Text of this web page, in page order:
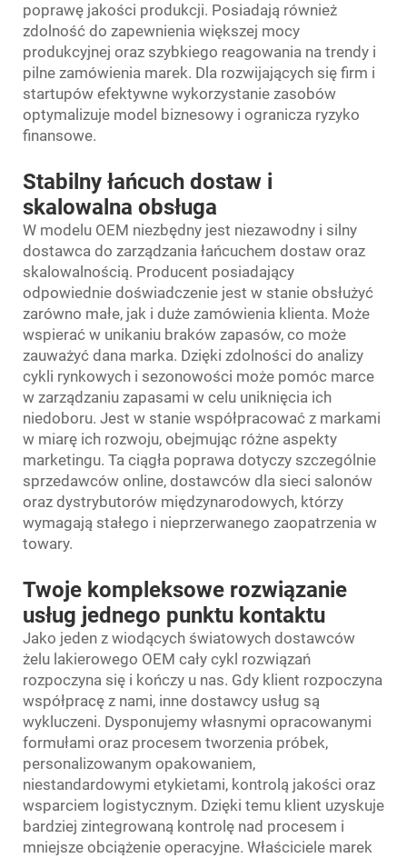
poprawę jakości produkcji. Posiadają również
zdolność do zapewnienia większej mocy
produkcyjnej oraz szybkiego reagowania na trendy i
pilne zamówienia marek. Dla rozwijających się firm i
startupów efektywne wykorzystanie zasobów
optymalizuje model biznesowy i ogranicza ryzyko
finansowe.
Stabilny łańcuch dostaw i
skalowalna obsługa
W modelu OEM niezbędny jest niezawodny i silny
dostawca do zarządzania łańcuchem dostaw oraz
skalowalnością. Producent posiadający
odpowiednie doświadczenie jest w stanie obsłużyć
zarówno małe, jak i duże zamówienia klienta. Może
wspierać w unikaniu braków zapasów, co może
zauważyć dana marka. Dzięki zdolności do analizy
cykli rynkowych i sezonowości może pomóc marce
w zarządzaniu zapasami w celu uniknięcia ich
niedoboru. Jest w stanie współpracować z markami
w miarę ich rozwoju, obejmując różne aspekty
marketingu. Ta ciągła poprawa dotyczy szczególnie
sprzedawców online, dostawców dla sieci salonów
oraz dystrybutorów międzynarodowych, którzy
wymagają stałego i nieprzerwanego zaopatrzenia w
towary.
Twoje kompleksowe rozwiązanie
usług jednego punktu kontaktu
Jako jeden z wiodących światowych dostawców
żelu lakierowego OEM cały cykl rozwiązań
rozpoczyna się i kończy u nas. Gdy klient rozpoczyna
współpracę z nami, inne dostawcy usług są
wykluczeni. Dysponujemy własnymi opracowanymi
formułami oraz procesem tworzenia próbek,
personalizowanym opakowaniem,
niestandardowymi etykietami, kontrolą jakości oraz
wsparciem logistycznym. Dzięki temu klient uzyskuje
bardziej zintegrowaną kontrolę nad procesem i
mniejsze obciążenie operacyjne. Właściciele marek